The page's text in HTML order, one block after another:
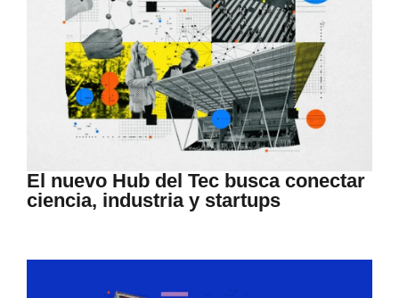
El nuevo Hub del Tec busca conectar
ciencia, industria y startups